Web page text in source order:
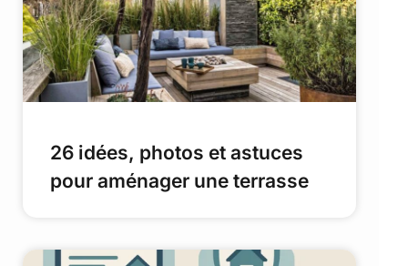
26 idées, photos et astuces
pour aménager une terrasse